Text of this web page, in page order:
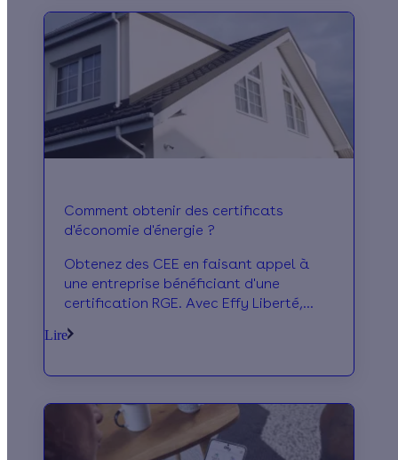
aides financières auxquelles vous avez
droit.
Comment obtenir des certificats
d'économie d'énergie ?
Obtenez des CEE en faisant appel à
une entreprise bénéficiant d'une
certification RGE. Avec Effy Liberté,
rénovation !
Lire